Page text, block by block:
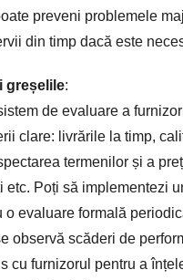
preveni problemele
din timp dacă este
greșelile:
de evaluare a
clare: livrările la timp,
termenilor și a
etc. Poți să implementezi
o evaluare formală
observă scăderi de
cu furnizorul pentru a